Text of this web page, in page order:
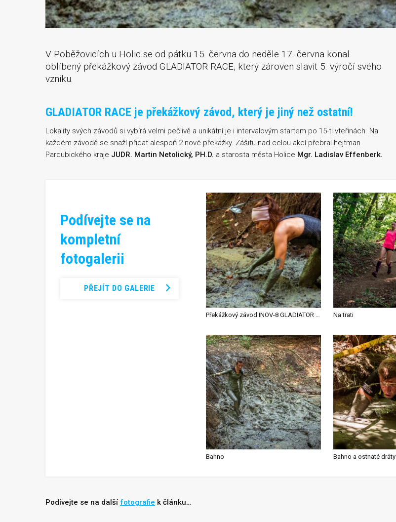
V Poběžovicích u Holic se od pátku 15. června do neděle 17. června konal
oblíbený překážkový závod GLADIATOR RACE, který zároven slavit 5. výročí svého
vzniku.
GLADIATOR RACE je překážkový závod, který je jiný než ostatní!
Lokality svých závodů si vybírá velmi pečlivě a unikátní je i intervalovým startem po 15-ti vteřinách. Na
každém závodě se snaží přidat alespoň 2 nové překážky. Zášitu nad celou akcí přebral hejtman
Pardubického kraje JUDR. Martin Netolický, PH.D. a starosta města Holice Mgr. Ladislav Effenberk.
Podívejte se na
kompletní
fotogalerii
PŘEJÍT DO GALERIE
Na trati
Bahno Bahno a ostnaté dráty
Podívejte se na další fotografie k článku…